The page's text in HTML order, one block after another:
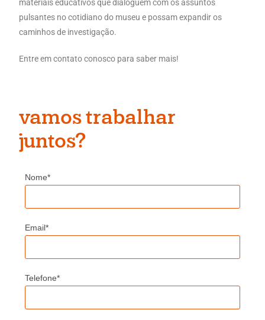
materiais educativos que dialoguem com os assuntos
pulsantes no cotidiano do museu e possam expandir os
caminhos de investigação.
Entre em contato conosco para saber mais!
vamos trabalhar
juntos?
Nome*
Email*
Telefone*